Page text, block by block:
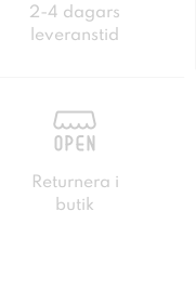
2-4 dagars
leveranstid
Returnera i
butik